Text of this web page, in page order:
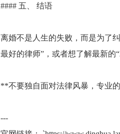
#### 五、 结语
离婚不是人生的失败，而是为了
最好的律师”，或者想了解最新的
**不要独自面对法律风暴，专业
---